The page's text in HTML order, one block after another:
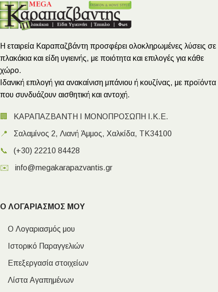
Η εταιρεία Καραπαζβάντη προσφέρει ολοκληρωμένες λύσεις σε
πλακάκια και είδη υγιεινής, με ποιότητα και επιλογές για κάθε
χώρο.
Ιδανική επιλογή για ανακαίνιση μπάνιου ή κουζίνας, με προϊόντα
που συνδυάζουν αισθητική και αντοχή.
🏢 ΚΑΡΑΠΑΖΒΑΝΤΗ Ι ΜΟΝΟΠΡΟΣΩΠΗ Ι.Κ.Ε.
📍 Σαλαμίνος 2, Λιανή Άμμος, Χαλκίδα, ΤΚ34100
📞 (+30) 22210 84428
✉️ info@megakarapazvantis.gr
Ο ΛΟΓΑΡΙΑΣΜΟΣ ΜΟΥ
Ο Λογαριασμός μου
Ιστορικό Παραγγελιών
Επεξεργασία στοιχείων
Λίστα Αγαπημένων